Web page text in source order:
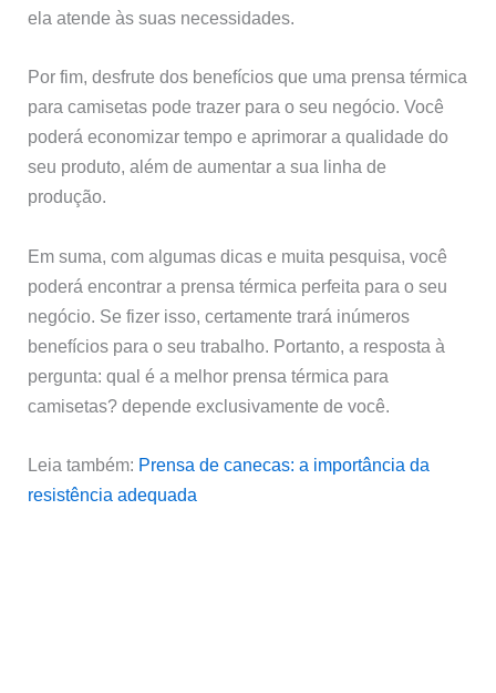
ela atende às suas necessidades.
Por fim, desfrute dos benefícios que uma prensa térmica
para camisetas pode trazer para o seu negócio. Você
poderá economizar tempo e aprimorar a qualidade do
seu produto, além de aumentar a sua linha de
produção.
Em suma, com algumas dicas e muita pesquisa, você
poderá encontrar a prensa térmica perfeita para o seu
negócio. Se fizer isso, certamente trará inúmeros
benefícios para o seu trabalho. Portanto, a resposta à
pergunta: qual é a melhor prensa térmica para
camisetas? depende exclusivamente de você.
Leia também: Prensa de canecas: a importância da
resistência adequada